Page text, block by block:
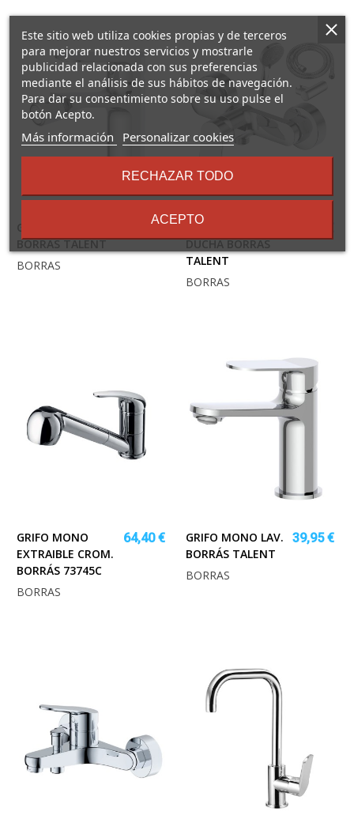
GRIFO MONO BIDÉ
BORRÁS TALENT
39,95 €
BORRAS
GRIFO MONO
DUCHA BORRÁS
TALENT
BORRAS
GRIFO MONO
EXTRAIBLE CROM.
BORRÁS 73745C
64,40 €
BORRAS
GRIFO MONO LAV.
BORRÁS TALENT
39,95 €
BORRAS
Este sitio web utiliza cookies propias y de terceros
para mejorar nuestros servicios y mostrarle
publicidad relacionada con sus preferencias
mediante el análisis de sus hábitos de navegación.
Para dar su consentimiento sobre su uso pulse el
botón Acepto.
Más información
sobre
términos
condiciones
Personalizar cookies
RECHAZAR TODO
ACEPTO